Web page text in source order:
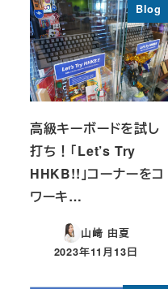
Blog
高級キーボードを試し
打ち！「Let’s Try
HHKB!!」コーナーをコ
ワーキ…
山﨑 由夏
投稿日
2023年11月13日